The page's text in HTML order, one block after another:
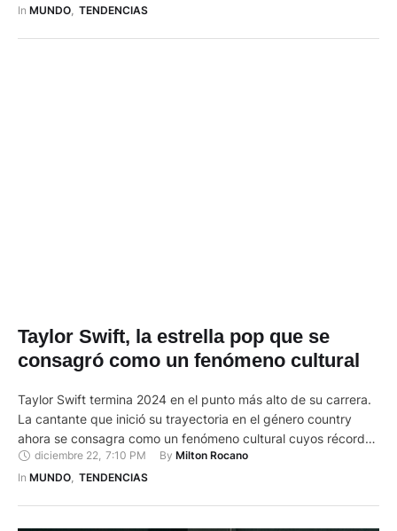
impresionante escenario, la banda, formada por los primos
In MUNDO, TENDENCIAS
Taylor Swift, la estrella pop que se
consagró como un fenómeno cultural
Taylor Swift termina 2024 en el punto más alto de su carrera.
La cantante que inició su trayectoria en el género country
ahora se consagra como un fenómeno cultural cuyos récords
han pasado a ser parte de la historia de la industria. El pasado
8 de diciembre Swift culminó en Vancouver (Canadá) 'The
diciembre 22 7:10 PM By Milton Rocano
In MUNDO, TENDENCIAS